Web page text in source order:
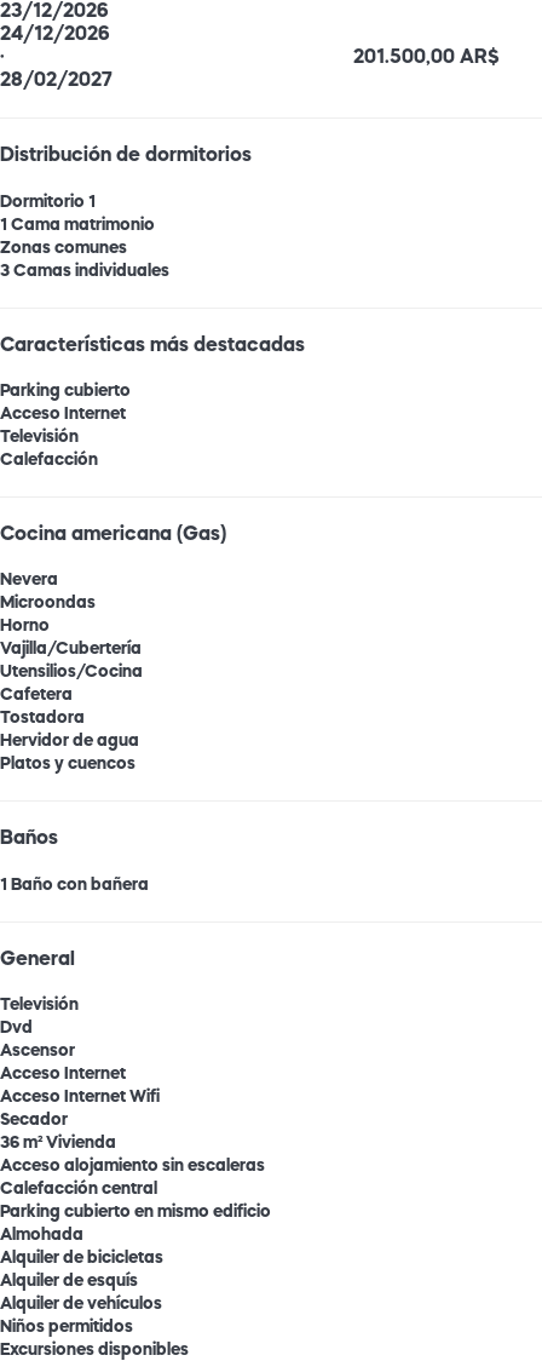
23/12/2026
24/12/2026
·
28/02/2027
201.500,00 AR$
Distribución de dormitorios
Dormitorio 1
1 Cama matrimonio
Zonas comunes
3 Camas individuales
Características más destacadas
Parking cubierto
Acceso Internet
Televisión
Calefacción
Cocina americana (Gas)
Nevera
Microondas
Horno
Vajilla/Cubertería
Utensilios/Cocina
Cafetera
Tostadora
Hervidor de agua
Platos y cuencos
Baños
1 Baño con bañera
General
Televisión
Dvd
Ascensor
Acceso Internet
Acceso Internet Wifi
Secador
36 m² Vivienda
Acceso alojamiento sin escaleras
Calefacción central
Parking cubierto en mismo edificio
Almohada
Alquiler de bicicletas
Alquiler de esquís
Alquiler de vehículos
Niños permitidos
Excursiones disponibles